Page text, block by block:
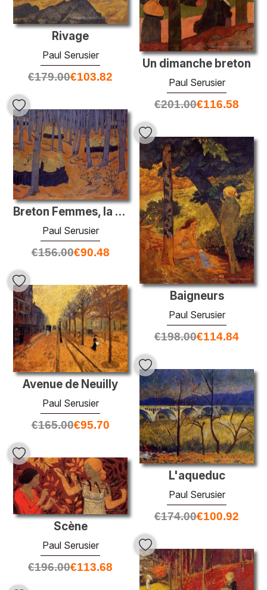
Un dimanche breton
Paul Serusier
€201.00€116.58
Rivage
Paul Serusier
€179.00€103.82
Breton Femmes, la réunion dans le Sacred Grove
Paul Serusier
€156.00€90.48
Baigneurs
Paul Serusier
€198.00€114.84
Avenue de Neuilly
Paul Serusier
€165.00€95.70
L'aqueduc
Paul Serusier
€174.00€100.92
Scène
Paul Serusier
€196.00€113.68